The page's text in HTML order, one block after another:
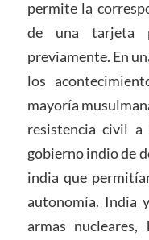
permite la
de una tarjeta
previamente. En
los
mayoría
resistencia civil
gobierno indio de
india que
autonomía. India
armas